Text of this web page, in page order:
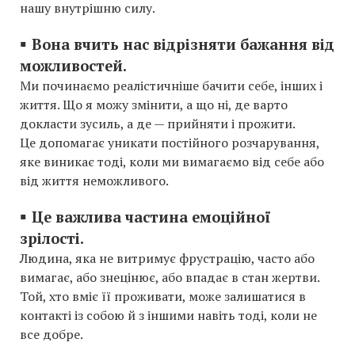
нашу внутрішню силу.
▪️ Вона вчить нас відрізняти бажання від
можливостей.
Ми починаємо реалістичніше бачити себе, інших і
життя. Що я можу змінити, а що ні, де варто
докласти зусиль, а де — прийняти і прожити.
Це допомагає уникати постійного розчарування,
яке виникає тоді, коли ми вимагаємо від себе або
від життя неможливого.
▪️ Це важлива частина емоційної
зрілості.
Людина, яка не витримує фрустрацію, часто або
вимагає, або знецінює, або впадає в стан жертви.
Той, хто вміє її проживати, може залишатися в
контакті із собою й з іншими навіть тоді, коли не
все добре.